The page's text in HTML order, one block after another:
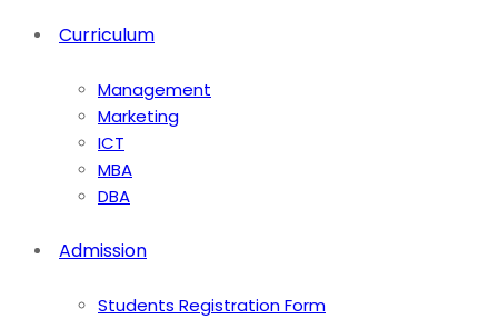
Curriculum
Management
Marketing
ICT
MBA
DBA
Admission
Students Registration Form